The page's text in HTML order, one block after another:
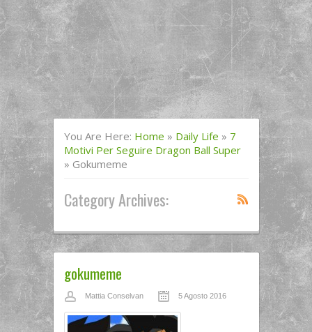
You Are Here: Home » Daily Life » 7
Motivi Per Seguire Dragon Ball Super
» Gokumeme
Category Archives:
gokumeme
Mattia Conselvan 5 Agosto 2016